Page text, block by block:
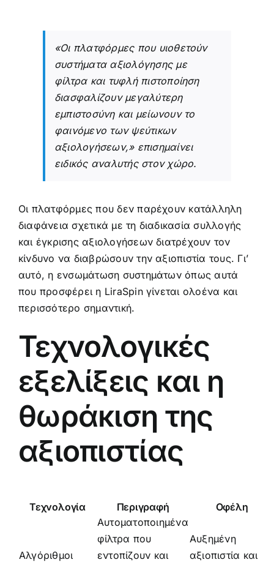
«Οι πλατφόρμες που υιοθετούν
συστήματα αξιολόγησης με
φίλτρα και τυφλή πιστοποίηση
διασφαλίζουν μεγαλύτερη
εμπιστοσύνη και μείωνουν το
φαινόμενο των ψεύτικων
αξιολογήσεων,» επισημαίνει
ειδικός αναλυτής στον χώρο.
Οι πλατφόρμες που δεν παρέχουν κατάλληλη
διαφάνεια σχετικά με τη διαδικασία συλλογής
και έγκρισης αξιολογήσεων διατρέχουν τον
κίνδυνο να διαβρώσουν την αξιοπιστία τους. Γι’
αυτό, η ενσωμάτωση συστημάτων όπως αυτά
που προσφέρει η LiraSpin γίνεται ολοένα και
περισσότερο σημαντική.
Τεχνολογικές
εξελίξεις και η
θωράκιση της
αξιοπιστίας
Τεχνολογία Περιγραφή Οφέλη
Αλγόριθμοι
Αυτοματοποιημένα
φίλτρα που
εντοπίζουν και
Αυξημένη
αξιοπιστία και